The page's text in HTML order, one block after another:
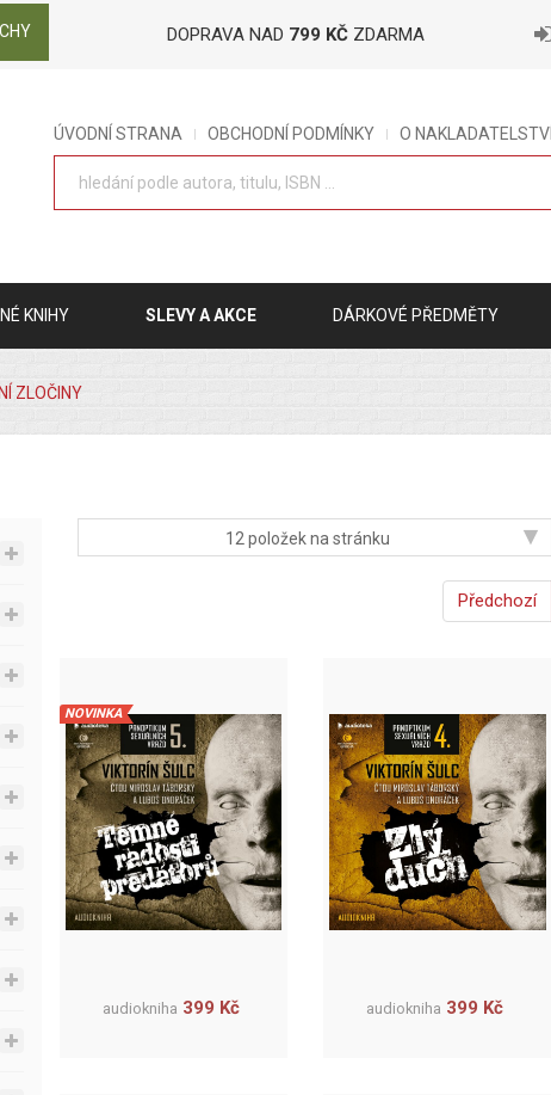
DOPRAVA NAD 799 KČ ZDARMA
ÚVODNÍ STRANA OBCHODNÍ PODMÍNKY O NAKLADATELSTVÍ
KNIHY SLEVY A AKCE DÁRKOVÉ PŘEDMĚTY
ZLOČINY
12 položek na stránku ▾
Předchozí
NOVINKA
audiokniha 399 Kč audiokniha 399 Kč